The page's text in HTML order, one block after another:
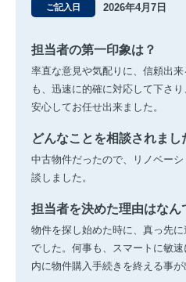
ご記入日 2026年4月7日
担当者の第一印象は？
率直な意見や気配りに、信頼出
も、迅速に的確に対応して下さ
安心してお任せ出来ました。
どんなことを相談されまし
中古物件だったので、リノベー
談しました。
担当者を決めた理由はなん
物件を探し始めた時に、真っ先
でした。何事も、スマートに敏
内に物件購入手続きを終える事が